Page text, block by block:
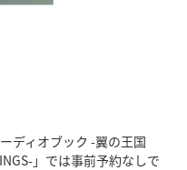
ディオブック -翼の王国
」では事前予約なしで